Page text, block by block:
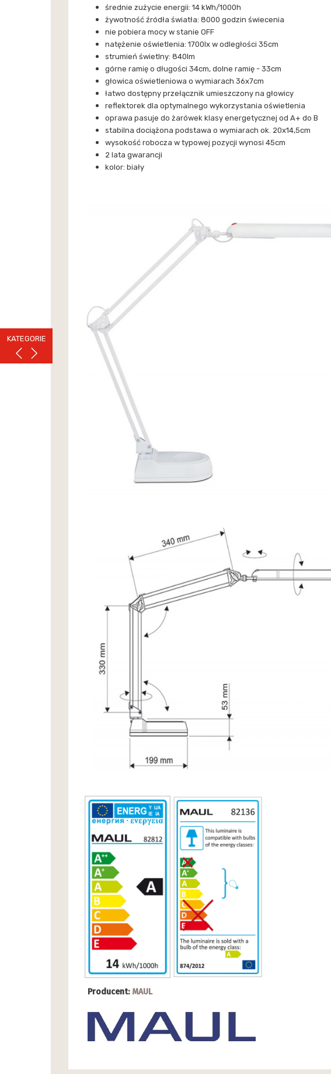
KATEGORIE
średnie zużycie energii: 14 kWh/1000h
żywotność źródła światła: 8000 godzin świecenia
nie pobiera mocy w stanie OFF
natężenie oświetlenia: 1700lx w odległości 35cm
strumień świetlny: 840lm
górne ramię o długości 34cm, dolne ramię - 33cm
głowica oświetleniowa o wymiarach 36x7cm
łatwo dostępny przełącznik umieszczony na głowicy
reflektorek dla optymalnego wykorzystania oświetlenia
oprawa pasuje do żarówek klasy energetycznej od A+ do B
stabilna dociążona podstawa o wymiarach ok. 20x14,5cm
wysokość robocza w typowej pozycji wynosi 45cm
2 lata gwarancji
kolor: biały
Producent: MAUL